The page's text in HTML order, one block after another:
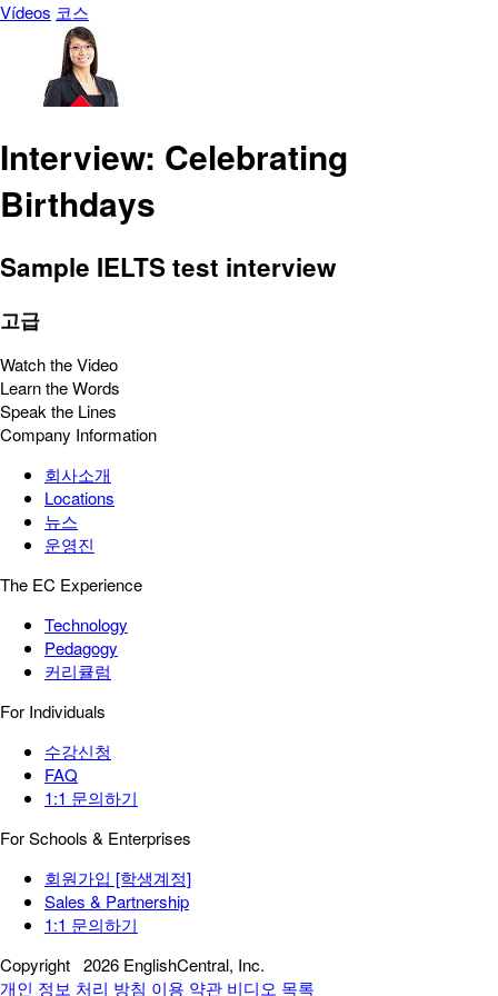
Vídeos 코스
Interview: Celebrating
Birthdays
Sample IELTS test interview
고급
Watch the Video
Learn the Words
Speak the Lines
Company Information
회사소개
Locations
뉴스
운영진
The EC Experience
Technology
Pedagogy
커리큘럼
For Individuals
수강신청
FAQ
1:1 문의하기
For Schools & Enterprises
회원가입 [학생계정]
Sales & Partnership
1:1 문의하기
Copyright 2026 EnglishCentral, Inc.
개인 정보 처리 방침 이용 약관 비디오 목록